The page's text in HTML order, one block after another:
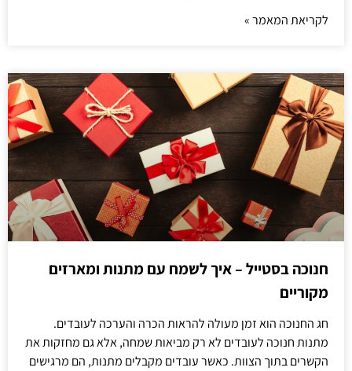
לקריאת המאמר »
חנוכה בסטייל – איך לשמח עם מתנות ומארזים
מקוריים
חג החנוכה הוא זמן מעולה להראות הכרה והערכה לעובדים.
מתנות חנוכה לעובדים לא רק מביאות שמחה, אלא גם מחזקות את
הקשרים בתוך הצוות. כאשר עובדים מקבלים מתנות, הם מרגישים